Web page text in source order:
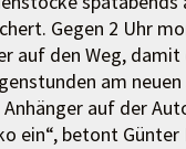
Gegen 2 Uhr
auf den Weg,
am
auf der
ein“, betont Günter